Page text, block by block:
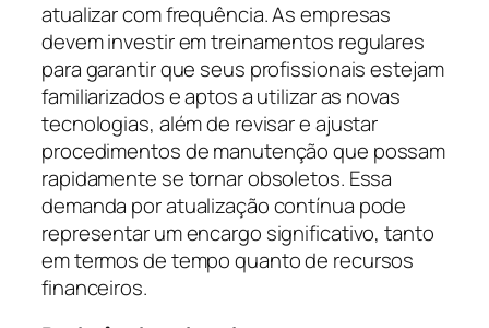
atualizar com frequência. As empresas
devem investir em treinamentos regulares
para garantir que seus profissionais estejam
familiarizados e aptos a utilizar as novas
tecnologias, além de revisar e ajustar
procedimentos de manutenção que possam
rapidamente se tornar obsoletos. Essa
demanda por atualização contínua pode
representar um encargo significativo, tanto
em termos de tempo quanto de recursos
financeiros.